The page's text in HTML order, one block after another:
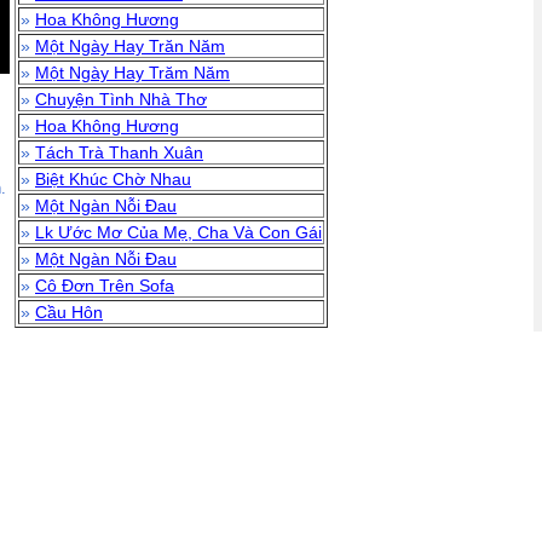
» Hoa Không Hương
» Một Ngày Hay Trăn Năm
» Một Ngày Hay Trăm Năm
» Chuyện Tình Nhà Thơ
» Hoa Không Hương
» Tách Trà Thanh Xuân
» Biệt Khúc Chờ Nhau
» Một Ngàn Nỗi Đau
» Lk Ước Mơ Của Mẹ, Cha Và Con Gái
» Một Ngàn Nỗi Đau
» Cô Đơn Trên Sofa
» Cầu Hôn